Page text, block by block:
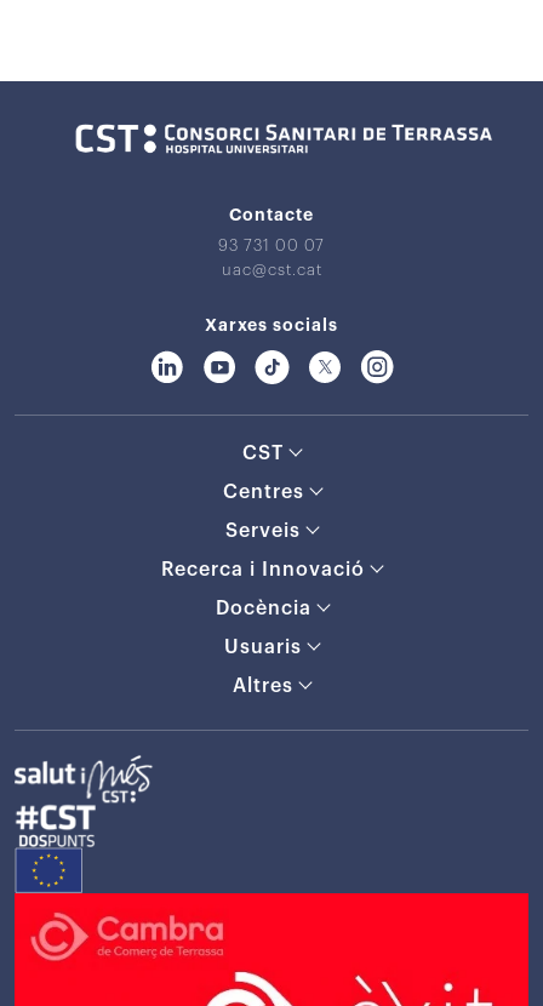
Contacte
93 731 00 07
uac@cst.cat
Xarxes socials
CST
Centres
Serveis
Recerca i Innovació
Docència
Usuaris
Altres